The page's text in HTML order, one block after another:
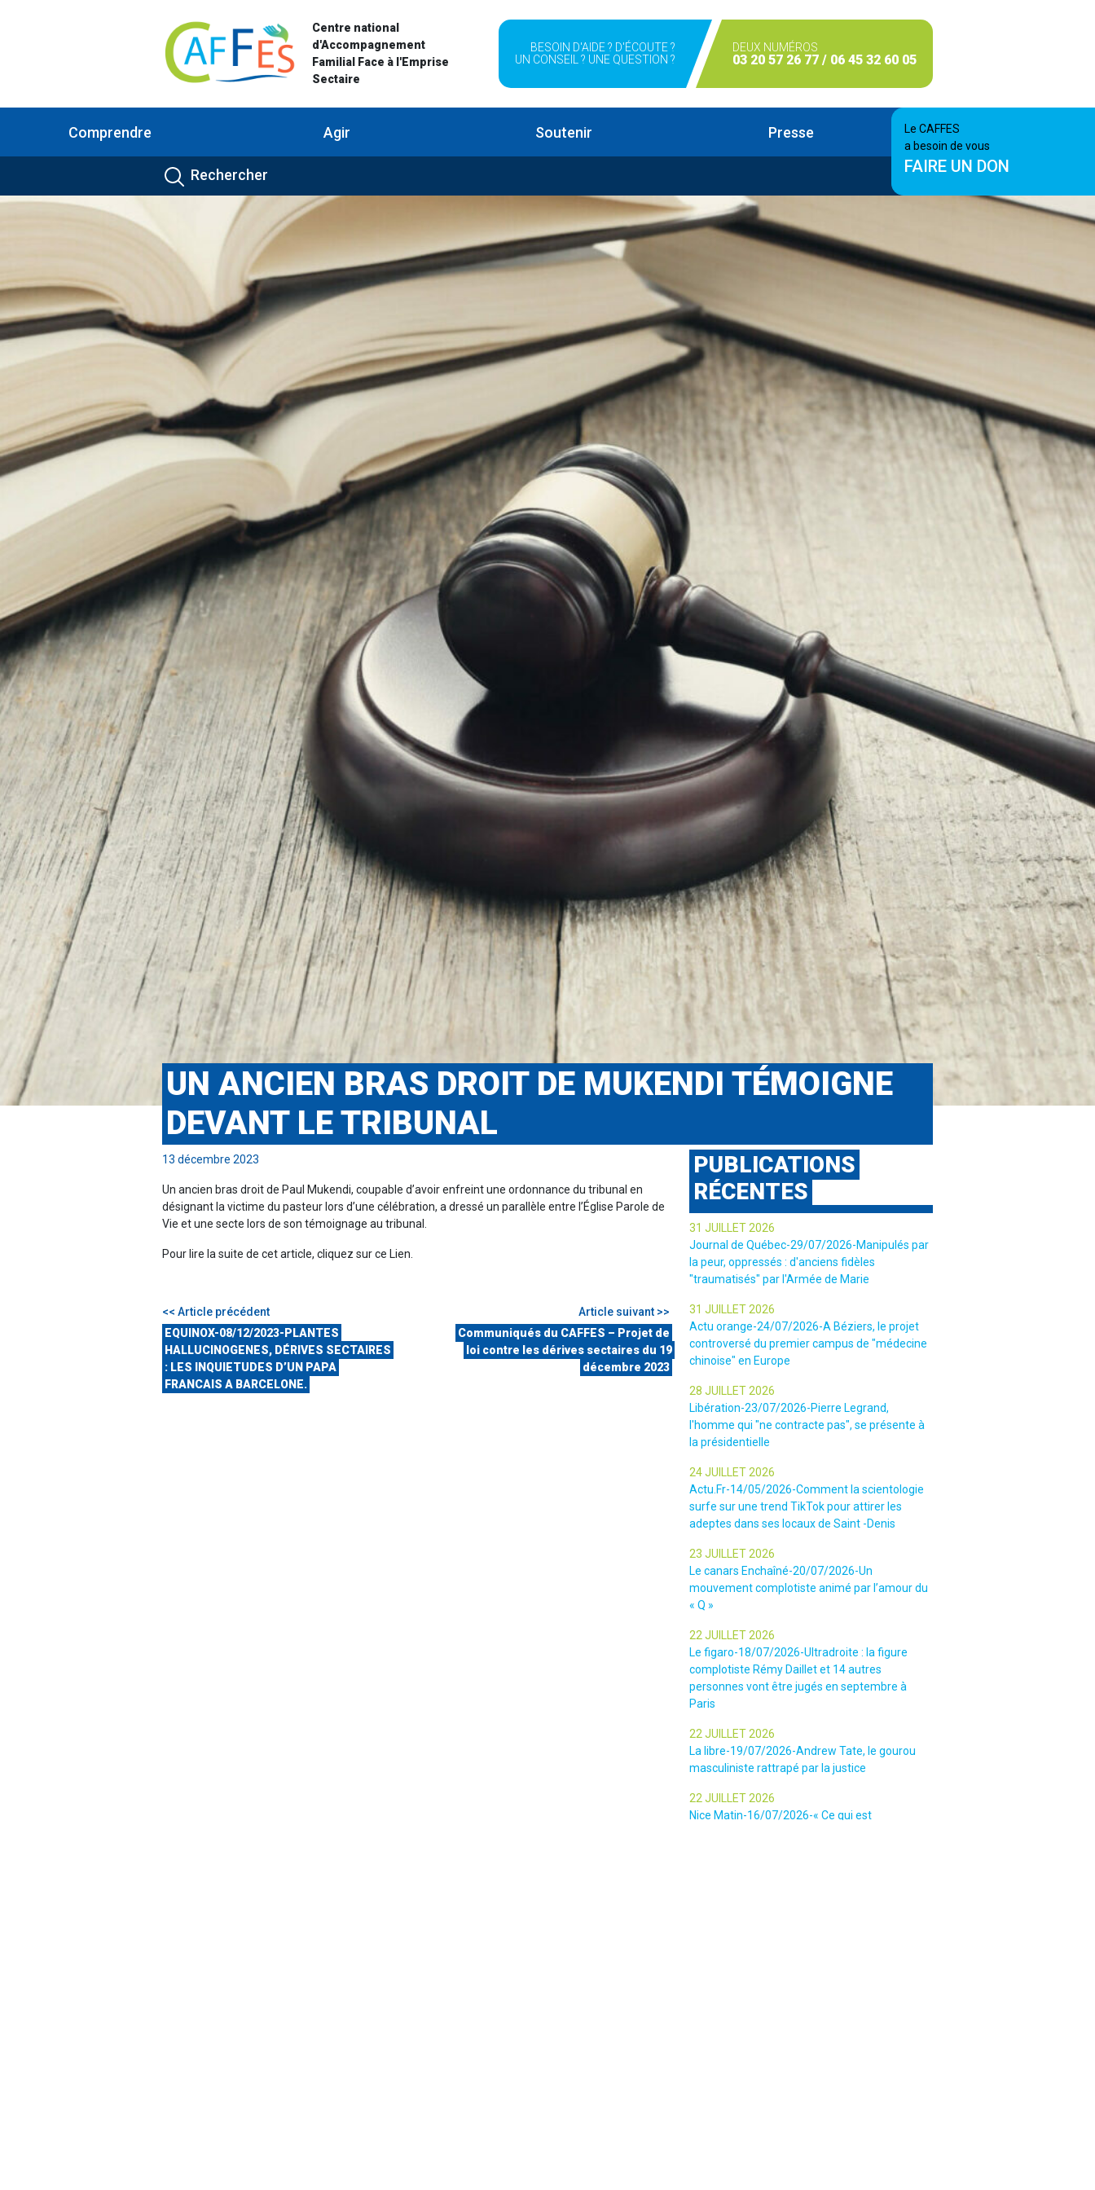
Centre national
d'Accompagnement
Familial Face à l'Emprise
Sectaire
BESOIN D'AIDE ? D'ÉCOUTE ?
UN CONSEIL ? UNE QUESTION ?
DEUX NUMÉROS
03 20 57 26 77 / 06 45 32 60 05
Comprendre Agir Soutenir Presse
Le CAFFES
a besoin de vous
FAIRE UN DON
UN ANCIEN BRAS DROIT DE MUKENDI TÉMOIGNE
DEVANT LE TRIBUNAL
13 décembre 2023
Un ancien bras droit de Paul Mukendi, coupable d’avoir enfreint une ordonnance du tribunal en
désignant la victime du pasteur lors d’une célébration, a dressé un parallèle entre l’Église Parole de
Vie et une secte lors de son témoignage au tribunal.
Pour lire la suite de cet article, cliquez sur ce Lien.
<< Article précédent
EQUINOX-08/12/2023-PLANTES
HALLUCINOGENES, DÉRIVES SECTAIRES
: LES INQUIETUDES D’UN PAPA
FRANCAIS A BARCELONE.
Article suivant >>
Communiqués du CAFFES – Projet de
loi contre les dérives sectaires du 19
décembre 2023
PUBLICATIONS
RÉCENTES
31 JUILLET 2026
Journal de Québec-29/07/2026-Manipulés par
la peur, oppressés : d'anciens fidèles
"traumatisés" par l'Armée de Marie
31 JUILLET 2026
Actu orange-24/07/2026-A Béziers, le projet
controversé du premier campus de "médecine
chinoise" en Europe
28 JUILLET 2026
Libération-23/07/2026-Pierre Legrand,
l'homme qui "ne contracte pas", se présente à
la présidentielle
24 JUILLET 2026
Actu.Fr-14/05/2026-Comment la scientologie
surfe sur une trend TikTok pour attirer les
adeptes dans ses locaux de Saint -Denis
23 JUILLET 2026
Le canars Enchaîné-20/07/2026-Un
mouvement complotiste animé par l’amour du
« Q »
22 JUILLET 2026
Le figaro-18/07/2026-Ultradroite : la figure
complotiste Rémy Daillet et 14 autres
personnes vont être jugés en septembre à
Paris
22 JUILLET 2026
La libre-19/07/2026-Andrew Tate, le gourou
masculiniste rattrapé par la justice
22 JUILLET 2026
Nice Matin-16/07/2026-« Ce qui est